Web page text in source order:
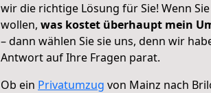
wir die richtige Lösung für Sie! Wenn
wollen, was kostet überhaupt mein
– dann wählen Sie sie uns, denn wir
Antwort auf Ihre Fragen parat.
Ob ein Privatumzug von Mainz nach